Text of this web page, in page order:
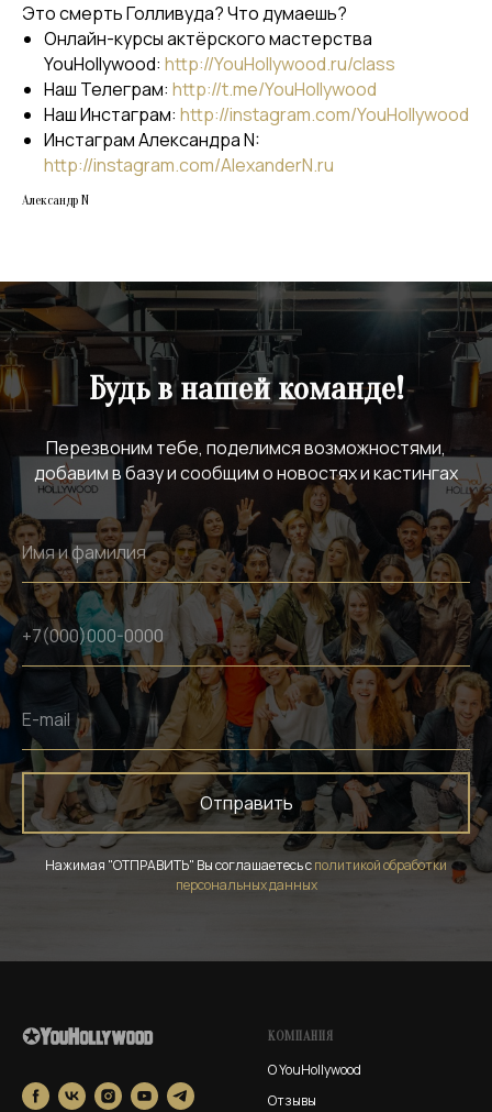
Это смерть Голливуда? Что думаешь?
Онлайн-курсы актёрского мастерства
YouHollywood: http://YouHollywood.ru/class
Наш Телеграм: http://t.me/YouHollywood
Наш Инстаграм: http://instagram.com/YouHollywood
Инстаграм Александра N:
http://instagram.com/AlexanderN.ru
Александр N
Будь в нашей команде!
Перезвоним тебе, поделимся возможностями,
добавим в базу и сообщим о новостях и кастингах
Отправить
Нажимая "ОТПРАВИТЬ" Вы соглашаетесь сполитикой обработки
персональных данных
КОМПАНИЯ
О YouHollywood
Отзывы